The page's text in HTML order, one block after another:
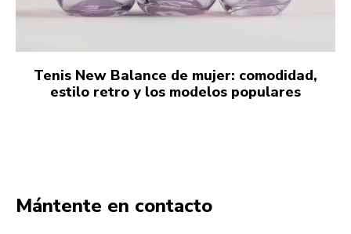
Tenis New Balance de mujer: comodidad,
estilo retro y los modelos populares
Mántente en contacto